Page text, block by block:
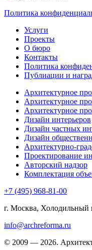
Политика
Услуги
Проекты
О бюро
Контакты
Политика
Публиации и
Архитектурное
Архитектурное
Архитектурное
Дизайн интерьеров
Дизайн частных
Дизайн
Архитектурно-
Проектирование
Авторский надзор
Комплектация
+7 (495) 968-81-00
г. Москва, Холодильный
info@archreforma.ru
© 2009 — 2026.